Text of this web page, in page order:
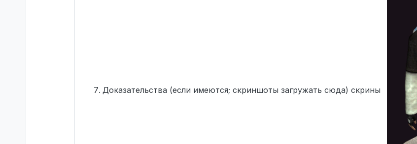
Доказательства (если имеются; скриншоты загружать сюда) скрины